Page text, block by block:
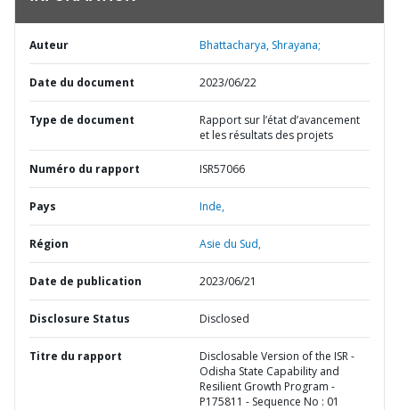
Auteur Bhattacharya, Shrayana;
Date du document 2023/06/22
Type de document
Rapport sur l’état d’avancement
et les résultats des projets
Numéro du rapport ISR57066
Pays Inde,
Région Asie du Sud,
Date de publication 2023/06/21
Disclosure Status Disclosed
Titre du rapport
Disclosable Version of the ISR -
Odisha State Capability and
Resilient Growth Program -
P175811 - Sequence No : 01